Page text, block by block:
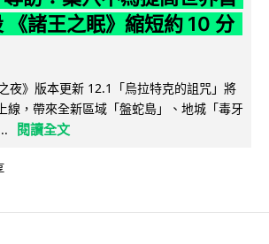
《諸王之眠》縮短約 10 分
夜》版本更新 12.1「烏拉特克的詛咒」將
線，帶來全新區域「盤蛇島」、地城「毒牙
閱讀全文